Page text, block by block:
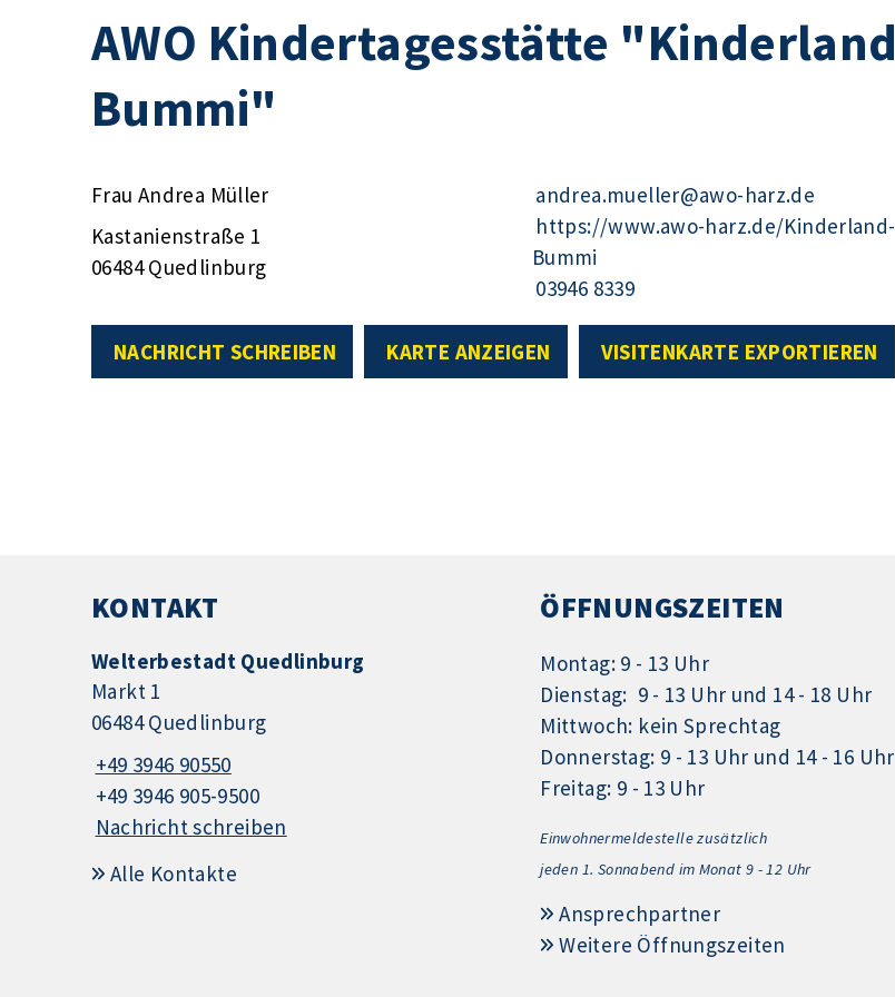
AWO Kindertagesstätte "Kinderland
Bummi"
Frau Andrea Müller
Kastanienstraße 1
06484 Quedlinburg
andrea.mueller@awo-harz.de
https://www.awo-harz.de/Kinderland-
Bummi
03946 8339
NACHRICHT SCHREIBEN KARTE ANZEIGEN VISITENKARTE EXPORTIEREN
KONTAKT
Welterbestadt Quedlinburg
Markt 1
06484 Quedlinburg
+49 3946 90550
+49 3946 905-9500
Nachricht schreiben
Alle Kontakte
ÖFFNUNGSZEITEN
Montag: 9 - 13 Uhr
Dienstag: 9 - 13 Uhr und 14 - 18 Uhr
Mittwoch: kein Sprechtag
Donnerstag: 9 - 13 Uhr und 14 - 16 Uhr
Freitag: 9 - 13 Uhr
Einwohnermeldestelle zusätzlich
jeden 1. Sonnabend im Monat 9 - 12 Uhr
Ansprechpartner
Weitere Öffnungszeiten